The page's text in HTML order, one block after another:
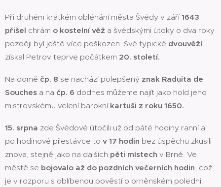
Při druhém krátkém obléhání města Švédy v září1643
přišel chrám o kostelní věž a švédskými útoky o dva roky
později byl ještě více poškozen. Své typické dvouvěží
získal Petrov teprve počátkem 20. století.
Na domě čp. 8 se nachází polepšený znak Raduita de
Souches a na čp. 6 dodnes můžeme najít jako hold jeho
mistrovskému velení barokní kartuši z roku 1650.
15. srpna zde Švédové útočili už od páté hodiny ranní a
po hodinové přestávce to v 17 hodin bez úspěchu zkusili
znova, stejně jako na dalších pěti místech v Brně. Ve
městě se bojovalo až do pozdních večerních hodin , což
je v rozporu s oblíbenou pověstí o brněnském poledni.